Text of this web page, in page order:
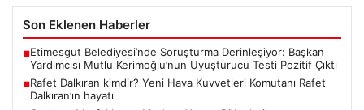
Son Eklenen Haberler
■Etimesgut Belediyesi’nde Soruşturma Derinleşiyor: Başkan
Yardımcısı Mutlu Kerimoğlu’nun Uyuşturucu Testi Pozitif Çıktı
■Rafet Dalkıran kimdir? Yeni Hava Kuvvetleri Komutanı Rafet
Dalkıran’ın hayatı